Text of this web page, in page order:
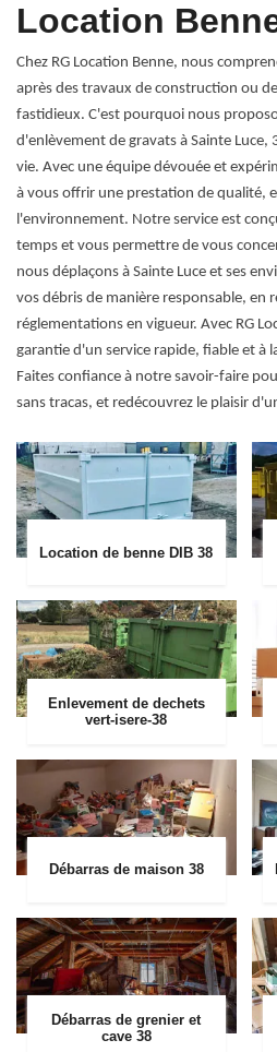
Location
Chez RG Location Benne, nous
après des travaux de construction ou
fastidieux. C'est pourquoi nous
d'enlèvement de gravats à Sainte
vie. Avec une équipe dévouée et
à vous offrir une prestation de qualité,
l'environnement. Notre service est
temps et vous permettre de vous
nous déplaçons à Sainte Luce et ses
vos débris de manière responsable, en
réglementations en vigueur. Avec RG
garantie d'un service rapide, fiable et à
Faites confiance à notre savoir-faire
sans tracas, et redécouvrez le plaisir
Location de benne DIB 38
Enlevement de dechets
vert-isere-38
Débarras de maison 38
Débarras de grenier et
cave 38